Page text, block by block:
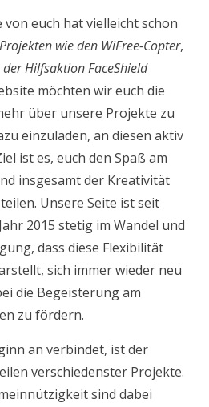
euch hat vielleicht schon
wie den WiFree-Copter,
der Hilfsaktion FaceShield
möchten wir euch die
über unsere Projekte zu
einzuladen, an diesen aktiv
ist es, euch den Spaß am
insgesamt der Kreativität
Unsere Seite ist seit
2015 stetig im Wandel und
dass diese Flexibilität
sich immer wieder neu
die Begeisterung am
zu fördern.
an verbindet, ist der
verschiedenster Projekte.
sind dabei